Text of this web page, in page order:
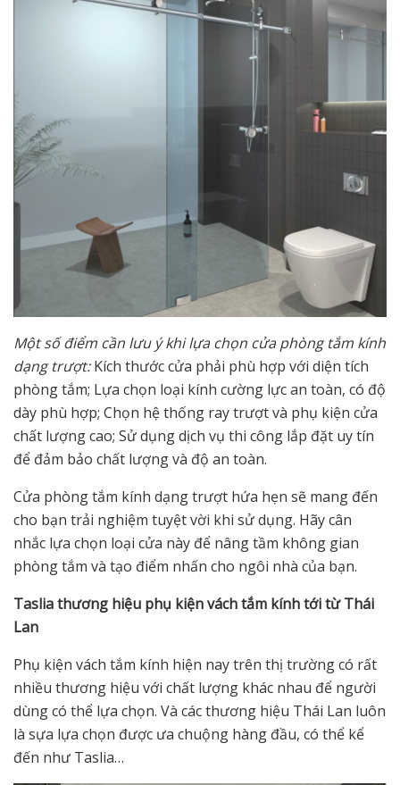
Mộtsố điểm cần lưu ý khi lựa chọn cửa phòng tắm kính
dạng trượt:Kích thước cửa phải phù hợp với diện tích
phòng tắm; Lựa chọn loại kính cường lực an toàn, có độ
dày phù hợp; Chọn hệ thống ray trượt và phụ kiện cửa
chất lượng cao; Sử dụng dịch vụ thi công lắp đặt uy tín
để đảm bảo chất lượng và độ an toàn.
Cửa phòng tắm kính dạng trượt hứa hẹn sẽ mang đến
cho bạn trải nghiệm tuyệt vời khi sử dụng. Hãy cân
nhắc lựa chọn loại cửa này để nâng tầm không gian
phòng tắm và tạo điểm nhấn cho ngôi nhà của bạn.
Taslia thương hiệu phụ kiện vách tắm kính tới từ Thái
Lan
Phụ kiện vách tắm kính hiện nay trên thị trường có rất
nhiều thương hiệu với chất lượng khác nhau để người
dùng có thể lựa chọn. Và các thương hiệu Thái Lan luôn
là sựa lựa chọn được ưa chuộng hàng đầu, có thể kể
đến như Taslia…